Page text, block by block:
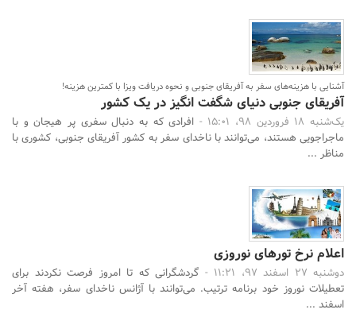
آشنایی با هزینه‌های سفر به آفریقای جنوبی و نحوه دریافت ویزا با کمترین هزینه!
آفریقای جنوبی دنیای شگفت انگیز در یک کشور
یک‌شنبه 18 فروردین 98، 15:01 -
افرادی که به دنبال سفری پر هیجان و با
ماجراجویی هستند، می‌توانند با ناخدای سفر به کشور آفریقای جنوبی، کشوری با
مناظر ...
اعلام نرخ تورهای نوروزی
دوشنبه 27 اسفند 97، 11:21 -
گردشگرانی که تا امروز فرصت نکردند برای
تعطیلات نوروز خود برنامه ترتیب. می‌توانند با آژانس ناخدای سفر، هفته آخر
اسفند ...